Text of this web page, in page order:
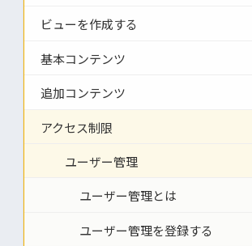
ビューを作成する
基本コンテンツ
追加コンテンツ
アクセス制限
ユーザー管理
ユーザー管理とは
ユーザー管理を登録する